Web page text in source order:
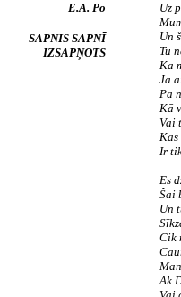
E.A. Po
SAPNIS SAPNĪ
IZSAPŅOTS
Uz
Un
Tu
Ka
Ja
Pa
Kā
Vai
Kas
Ir
Es
Šai
Un
Cik
Ak